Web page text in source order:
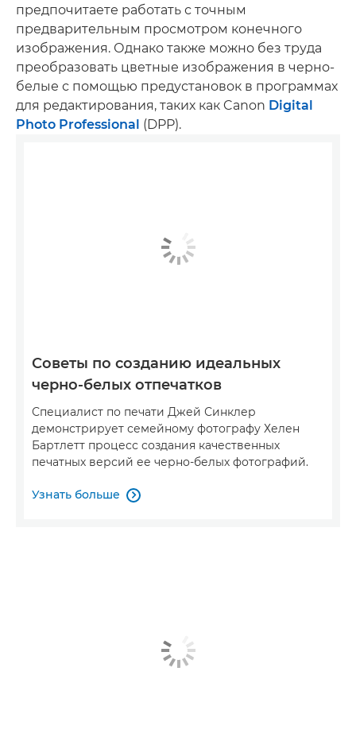
предпочитаете работать с точным
предварительным просмотром конечного
изображения. Однако также можно без труда
преобразовать цветные изображения в черно-
белые с помощью предустановок в программах
для редактирования, таких как Canon Digital
Photo Professional (DPP).
Советы по созданию идеальных
черно-белых отпечатков
Специалист по печати Джей Синклер
демонстрирует семейному фотографу Хелен
Бартлетт процесс создания качественных
печатных версий ее черно-белых фотографий.
Узнать больше 